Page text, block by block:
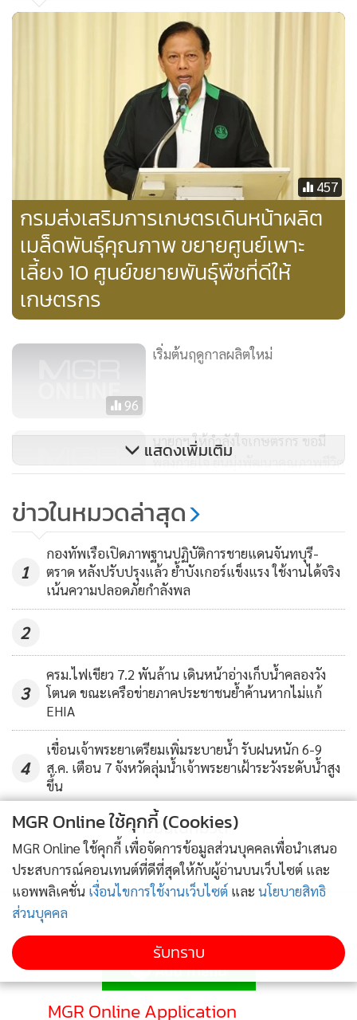
457
กรมส่งเสริมการเกษตรเดินหน้าผลิต
เมล็ดพันธุ์คุณภาพ ขยายศูนย์เพาะ
เลี้ยง 10 ศูนย์ขยายพันธุ์พืชที่ดีให้
เกษตรกร
96
เริ่มต้นฤดูกาลผลิตใหม่
นายกฯ ให้กำลังใจเกษตรกร ขอมี
พลังกายใจ ยันมุ่งพัฒนาคุณภาพชีวิต
520
ทูตไนจีเรียเยี่ยมคารวะนายกฯ หนุน
ยกระดับสัมพันธ์สองฝ่าย
แสดงเพิ่มเติม
ข่าวในหมวดล่าสุด
1
กองทัพเรือเปิดภาพฐานปฏิบัติการชายแดนจันทบุรี-
ตราด หลังปรับปรุงแล้ว ย้ำบังเกอร์แข็งแรง ใช้งานได้จริง
เน้นความปลอดภัยกำลังพล
2
3
ครม.ไฟเขียว 7.2 พันล้าน เดินหน้าอ่างเก็บน้ำคลองวัง
โตนด ขณะเครือข่ายภาคประชาชนย้ำค้านหากไม่แก้
EHIA
4
เขื่อนเจ้าพระยาเตรียมเพิ่มระบายน้ำ รับฝนหนัก 6-9
ส.ค. เตือน 7 จังหวัดลุ่มน้ำเจ้าพระยาเฝ้าระวังระดับน้ำสูง
ขึ้น
ข่าวอื่นในหมวด
ติดตามข่าวสารผ่านทาง LINE
MGR Online Application
MGR Online ใช้คุกกี้ (Cookies)
MGR Online ใช้คุกกี้ เพื่อจัดการข้อมูลส่วนบุคคลเพื่อนำเสนอ
ประสบการณ์คอนเทนต์ที่ดีที่สุดให้กับผู้อ่านบนเว็บไซต์ และ
แอพพลิเคชั่น เงื่อนไขการใช้งานเว็บไซต์ และ นโยบายสิทธิ
ส่วนบุคคล
รับทราบ